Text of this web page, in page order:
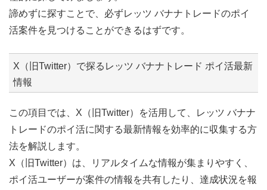
諦めずに探すことで、必ずレッツ バナナトレードのポイ
活案件を見つけることができるはずです。
X（旧Twitter）で探るレッツ バナナトレード ポイ活最新
情報
この項目では、X（旧Twitter）を活用して、レッツ バナナ
トレードのポイ活に関する最新情報を効率的に収集する方
法を解説します。
X（旧Twitter）は、リアルタイムな情報が集まりやすく、
ポイ活ユーザーが案件の情報を共有したり、達成状況を報